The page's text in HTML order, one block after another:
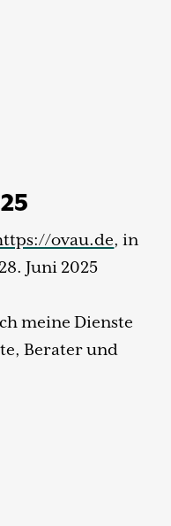
ovau.de, in
Juni 2025
meine Dienste
Berater und